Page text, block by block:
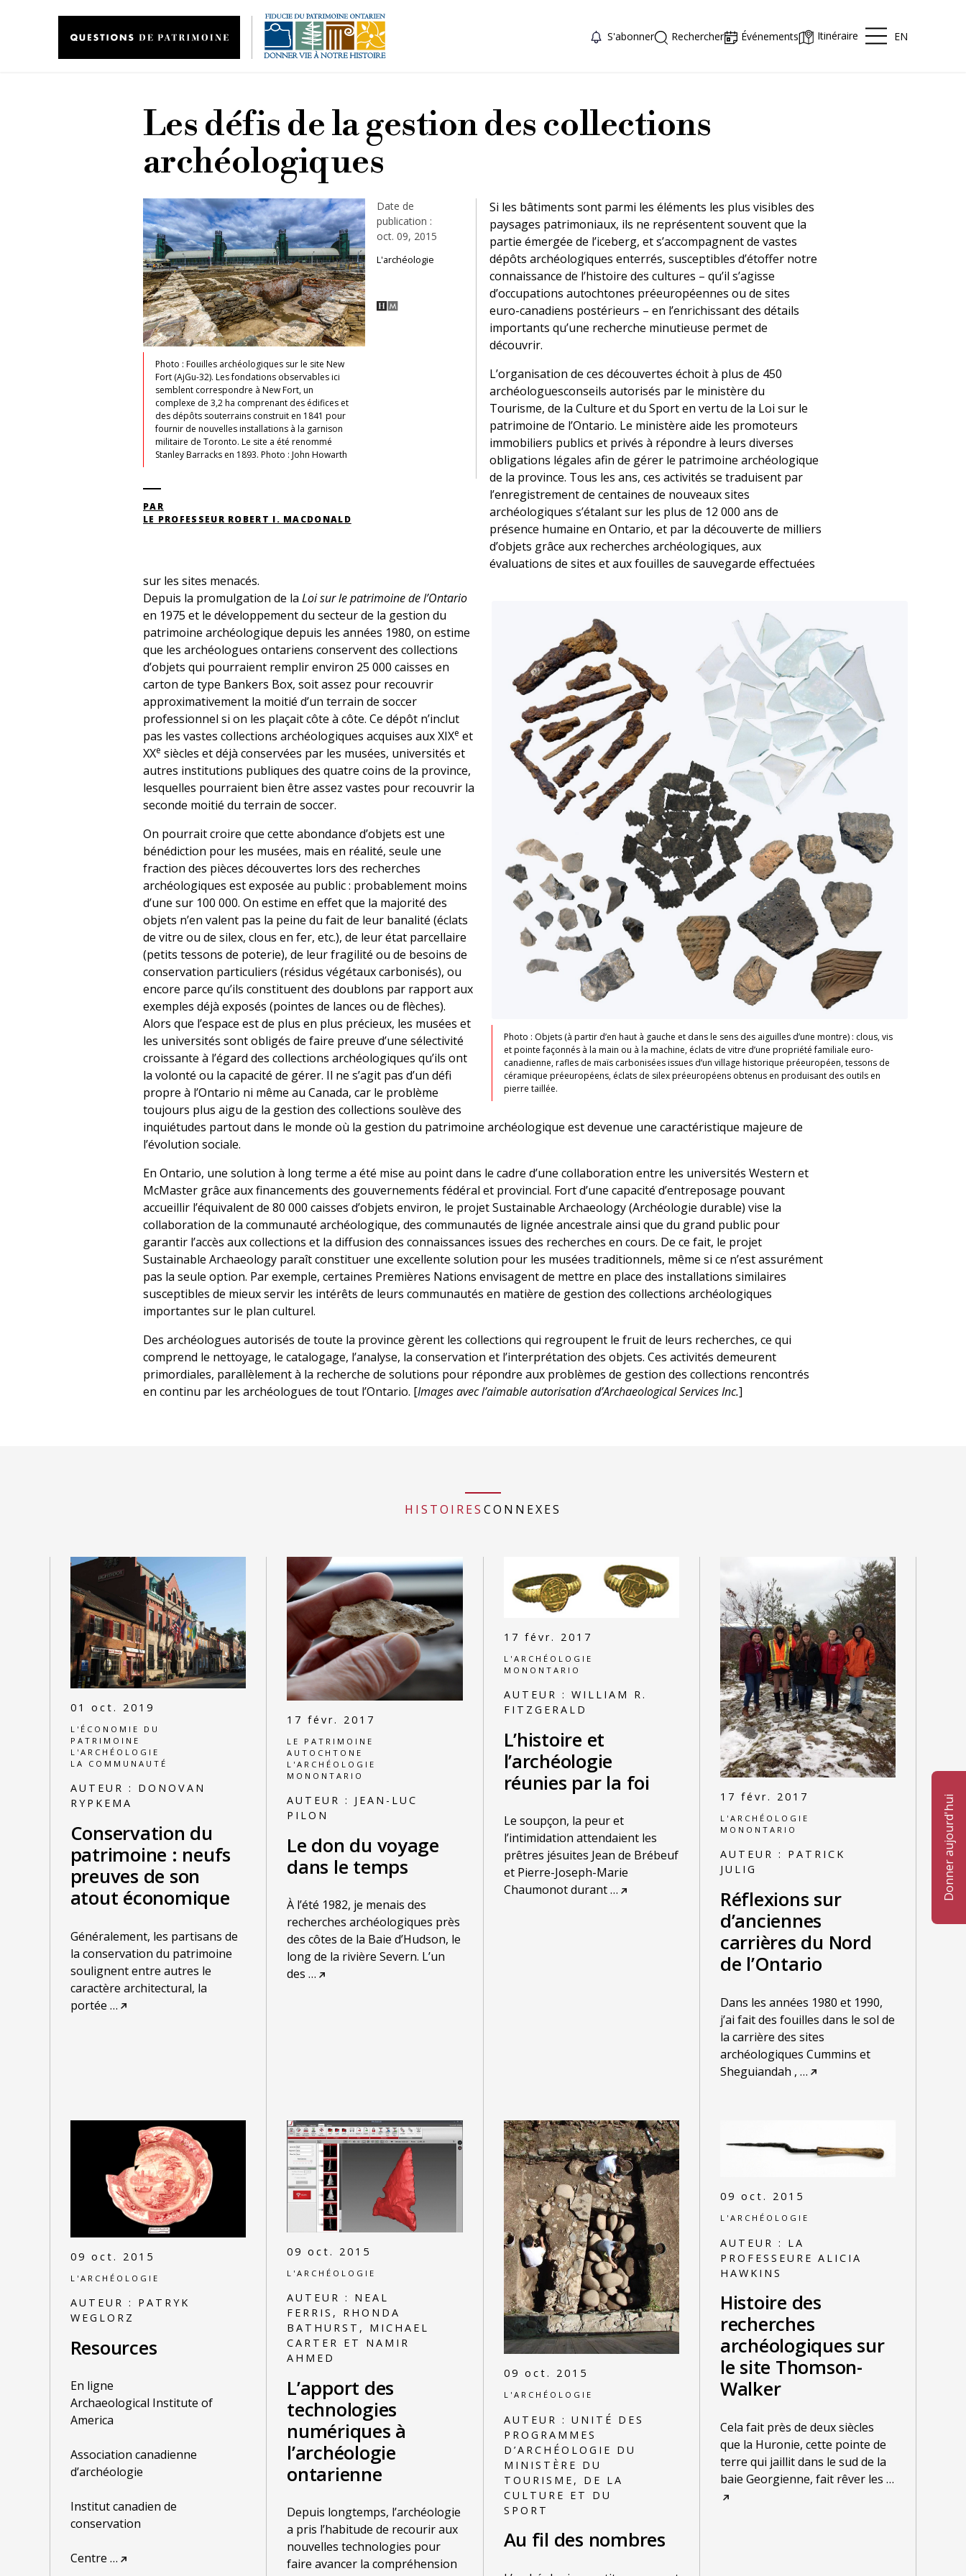
S'abonner Rechercher Événements Itinéraire EN
Donner aujourd'hui
Les défis de la gestion des collections
archéologiques
Photo : Fouilles archéologiques sur le site New
Fort (AjGu-32). Les fondations observables ici
semblent correspondre à New Fort, un
complexe de 3,2 ha comprenant des édifices et
des dépôts souterrains construit en 1841 pour
fournir de nouvelles installations à la garnison
militaire de Toronto. Le site a été renommé
Stanley Barracks en 1893. Photo : John Howarth
Date de
publication :
oct. 09, 2015
L'archéologie
PAR
LE PROFESSEUR ROBERT I. MACDONALD
Si les bâtiments sont parmi les éléments les plus visibles des
paysages patrimoniaux, ils ne représentent souvent que la
partie émergée de l’iceberg, et s’accompagnent de vastes
dépôts archéologiques enterrés, susceptibles d’étoffer notre
connaissance de l’histoire des cultures – qu’il s’agisse
d’occupations autochtones préeuropéennes ou de sites
euro-canadiens postérieurs – en l’enrichissant des détails
importants qu’une recherche minutieuse permet de
découvrir.
L’organisation de ces découvertes échoit à plus de 450
archéologuesconseils autorisés par le ministère du
Tourisme, de la Culture et du Sport en vertu de la Loi sur le
patrimoine de l’Ontario. Le ministère aide les promoteurs
immobiliers publics et privés à répondre à leurs diverses
obligations légales afin de gérer le patrimoine archéologique
de la province. Tous les ans, ces activités se traduisent par
l’enregistrement de centaines de nouveaux sites
archéologiques s’étalant sur les plus de 12 000 ans de
présence humaine en Ontario, et par la découverte de milliers
d’objets grâce aux recherches archéologiques, aux
évaluations de sites et aux fouilles de sauvegarde effectuées
sur les sites menacés.
Photo : Objets (à partir d’en haut à gauche et dans le sens des aiguilles d’une montre) : clous, vis
et pointe façonnés à la main ou à la machine, éclats de vitre d’une propriété familiale euro-
canadienne, rafles de maïs carbonisées issues d’un village historique préeuropéen, tessons de
céramique préeuropéens, éclats de silex préeuropéens obtenus en produisant des outils en
pierre taillée.
Depuis la promulgation de la Loi sur le patrimoine de l’Ontario
en 1975 et le développement du secteur de la gestion du
patrimoine archéologique depuis les années 1980, on estime
que les archéologues ontariens conservent des collections
d’objets qui pourraient remplir environ 25 000 caisses en
carton de type Bankers Box, soit assez pour recouvrir
approximativement la moitié d’un terrain de soccer
professionnel si on les plaçait côte à côte. Ce dépôt n’inclut
pas les vastes collections archéologiques acquises aux XIXe et
XXe siècles et déjà conservées par les musées, universités et
autres institutions publiques des quatre coins de la province,
lesquelles pourraient bien être assez vastes pour recouvrir la
seconde moitié du terrain de soccer.
On pourrait croire que cette abondance d’objets est une
bénédiction pour les musées, mais en réalité, seule une
fraction des pièces découvertes lors des recherches
archéologiques est exposée au public : probablement moins
d’une sur 100 000. On estime en effet que la majorité des
objets n’en valent pas la peine du fait de leur banalité (éclats
de vitre ou de silex, clous en fer, etc.), de leur état parcellaire
(petits tessons de poterie), de leur fragilité ou de besoins de
conservation particuliers (résidus végétaux carbonisés), ou
encore parce qu’ils constituent des doublons par rapport aux
exemples déjà exposés (pointes de lances ou de flèches).
Alors que l’espace est de plus en plus précieux, les musées et
les universités sont obligés de faire preuve d’une sélectivité
croissante à l’égard des collections archéologiques qu’ils ont
la volonté ou la capacité de gérer. Il ne s’agit pas d’un défi
propre à l’Ontario ni même au Canada, car le problème
toujours plus aigu de la gestion des collections soulève des
inquiétudes partout dans le monde où la gestion du patrimoine archéologique est devenue une caractéristique majeure de
l’évolution sociale.
En Ontario, une solution à long terme a été mise au point dans le cadre d’une collaboration entre les universités Western et
McMaster grâce aux financements des gouvernements fédéral et provincial. Fort d’une capacité d’entreposage pouvant
accueillir l’équivalent de 80 000 caisses d’objets environ, le projet Sustainable Archaeology (Archéologie durable) vise la
collaboration de la communauté archéologique, des communautés de lignée ancestrale ainsi que du grand public pour
garantir l’accès aux collections et la diffusion des connaissances issues des recherches en cours. De ce fait, le projet
Sustainable Archaeology paraît constituer une excellente solution pour les musées traditionnels, même si ce n’est assurément
pas la seule option. Par exemple, certaines Premières Nations envisagent de mettre en place des installations similaires
susceptibles de mieux servir les intérêts de leurs communautés en matière de gestion des collections archéologiques
importantes sur le plan culturel.
Des archéologues autorisés de toute la province gèrent les collections qui regroupent le fruit de leurs recherches, ce qui
comprend le nettoyage, le catalogage, l’analyse, la conservation et l’interprétation des objets. Ces activités demeurent
primordiales, parallèlement à la recherche de solutions pour répondre aux problèmes de gestion des collections rencontrés
en continu par les archéologues de tout l’Ontario. [Images avec l’aimable autorisation d’Archaeological Services Inc.]
HISTOIRES CONNEXES
01 oct. 2019
L'ÉCONOMIE DU
PATRIMOINE
L'ARCHÉOLOGIE
LA COMMUNAUTÉ
AUTEUR : DONOVAN
RYPKEMA
Conservation du
patrimoine : neufs
preuves de son
atout économique
Généralement, les partisans de
la conservation du patrimoine
soulignent entre autres le
caractère architectural, la
portée …
17 févr. 2017
LE PATRIMOINE
AUTOCHTONE
L'ARCHÉOLOGIE
MONONTARIO
AUTEUR : JEAN-LUC
PILON
Le don du voyage
dans le temps
À l’été 1982, je menais des
recherches archéologiques près
des côtes de la Baie d’Hudson, le
long de la rivière Severn. L’un
des …
17 févr. 2017
L'ARCHÉOLOGIE
MONONTARIO
AUTEUR : WILLIAM R.
FITZGERALD
L’histoire et
l’archéologie
réunies par la foi
Le soupçon, la peur et
l’intimidation attendaient les
prêtres jésuites Jean de Brébeuf
et Pierre-Joseph-Marie
Chaumonot durant…
17 févr. 2017
L'ARCHÉOLOGIE
MONONTARIO
AUTEUR : PATRICK
JULIG
Réflexions sur
d’anciennes
carrières du Nord
de l’Ontario
Dans les années 1980 et 1990,
j’ai fait des fouilles dans le sol de
la carrière des sites
archéologiques Cummins et
Sheguiandah , …
09 oct. 2015
L'ARCHÉOLOGIE
AUTEUR : PATRYK
WEGLORZ
Resources
En ligne
Archaeological Institute of
America
Association canadienne
d’archéologie
Institut canadien de
conservation
Centre …
09 oct. 2015
L'ARCHÉOLOGIE
AUTEUR : NEAL
FERRIS, RHONDA
BATHURST, MICHAEL
CARTER ET NAMIR
AHMED
L’apport des
technologies
numériques à
l’archéologie
ontarienne
Depuis longtemps, l’archéologie
a pris l’habitude de recourir aux
nouvelles technologies pour
faire avancer la compréhension
09 oct. 2015
L'ARCHÉOLOGIE
AUTEUR : UNITÉ DES
PROGRAMMES
D’ARCHÉOLOGIE DU
MINISTÈRE DU
TOURISME, DE LA
CULTURE ET DU
SPORT
Au fil des nombres
09 oct. 2015
L'ARCHÉOLOGIE
AUTEUR : LA
PROFESSEURE ALICIA
HAWKINS
Histoire des
recherches
archéologiques sur
le site Thomson-
Walker
Cela fait près de deux siècles
que la Huronie, cette pointe de
terre qui jaillit dans le sud de la
baie Georgienne, fait rêver les …